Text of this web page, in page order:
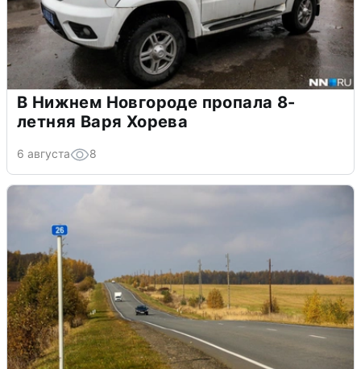
В Нижнем Новгороде пропала 8-
летняя Варя Хорева
6 августа 8